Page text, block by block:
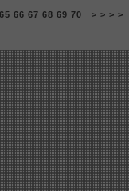
65 66 67 68 69 70 > > > >